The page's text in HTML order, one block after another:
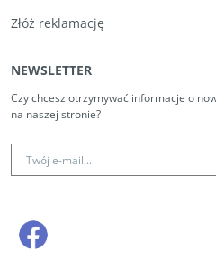
Złóż reklamację
NEWSLETTER
Czy chcesz otrzymywać informacje o
na naszej stronie?